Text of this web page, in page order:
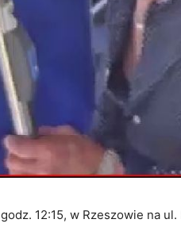
12:15, w Rzeszowie na